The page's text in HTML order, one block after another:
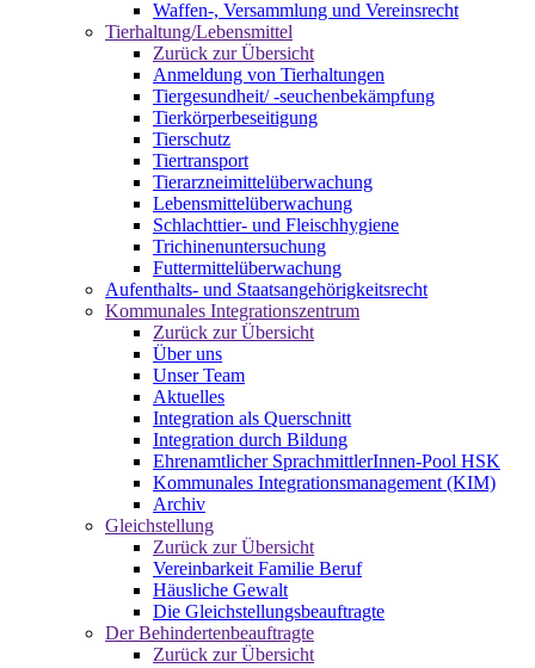
Waffen-, Versammlung und Vereinsrecht
Tierhaltung/Lebensmittel
Zurück zur Übersicht
Anmeldung von Tierhaltungen
Tiergesundheit/ -seuchenbekämpfung
Tierkörperbeseitigung
Tierschutz
Tiertransport
Tierarzneimittelüberwachung
Lebensmittelüberwachung
Schlachttier- und Fleischhygiene
Trichinenuntersuchung
Futtermittelüberwachung
Aufenthalts- und Staatsangehörigkeitsrecht
Kommunales Integrationszentrum
Zurück zur Übersicht
Über uns
Unser Team
Aktuelles
Integration als Querschnitt
Integration durch Bildung
Ehrenamtlicher SprachmittlerInnen-Pool HSK
Kommunales Integrationsmanagement (KIM)
Archiv
Gleichstellung
Zurück zur Übersicht
Vereinbarkeit Familie Beruf
Häusliche Gewalt
Die Gleichstellungsbeauftragte
Der Behindertenbeauftragte
Zurück zur Übersicht